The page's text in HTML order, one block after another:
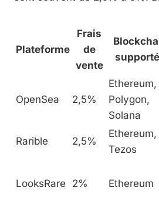
Plateforme
Frais
de
vente
OpenSea 2,5%
Ethereum,
Polygon,
Solana
Rarible 2,5%
Ethereum,
Tezos
LooksRare 2% Ethereum